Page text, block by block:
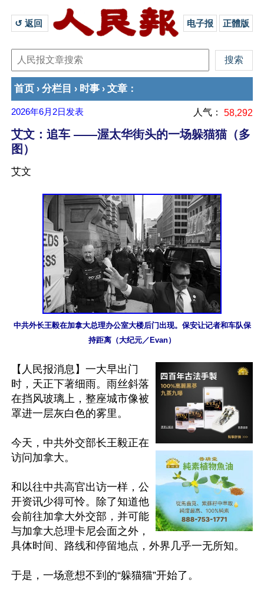
↺ 返回 电子报 正體版
首页 › 分栏目 › 时事 › 文章 ：
2026年6月2日 发表 人气： 58,292
艾文：追车 ——渥太华街头的一场躲猫猫（多
图）
艾文
中共外长王毅在加拿大总理办公室大楼后门出现。保安让记者和车队保
持距离（大纪元／Evan）
【人民报消息】一大早出门
时，天正下著细雨。雨丝斜落
在挡风玻璃上，整座城市像被
罩进一层灰白色的雾里。
今天，中共外交部长王毅正在
访问加拿大。
和以往中共高官出访一样，公
开资讯少得可怜。除了知道他
会前往加拿大外交部，并可能
与加拿大总理卡尼会面之外，
具体时间、路线和停留地点，外界几乎一无所知。
于是，一场意想不到的“躲猫猫”开始了。